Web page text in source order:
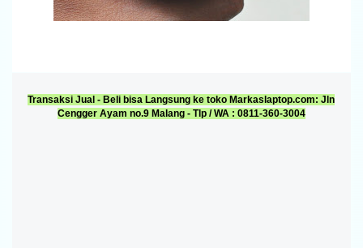
Transaksi Jual - Beli bisa Langsung ke toko Markaslaptop.com: Jln
Cengger Ayam no.9 Malang - Tlp / WA : 0811-360-3004